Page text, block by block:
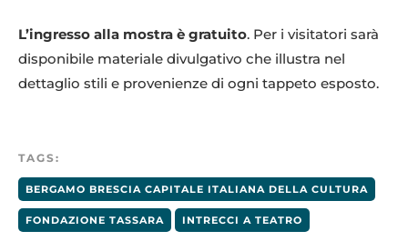
L’ingresso alla mostra è gratuito. Per i visitatori sarà
disponibile materiale divulgativo che illustra nel
dettaglio stili e provenienze di ogni tappeto esposto.
TAGS:
BERGAMO BRESCIA CAPITALE ITALIANA DELLA CULTURA
FONDAZIONE TASSARA INTRECCI A TEATRO